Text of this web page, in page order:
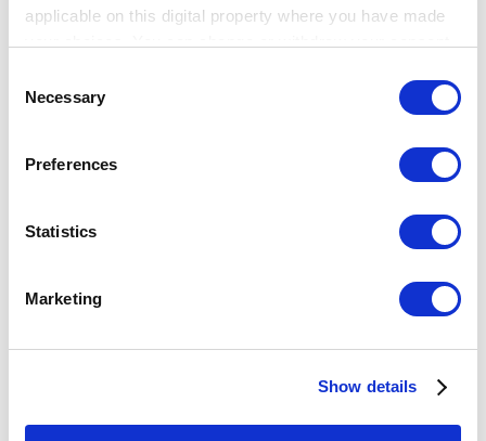
applicable on this digital property where you have made
the Privacy trigger icon.
Collect information about your geographical
meters
Identify your device by actively scanning it for
Find out more about how your personal data is processed
We use cookies to personalize content and ads, to
Selection
Necessary
Preferences
Statistics
Marketing
Show details
시작하기
부족한 재고 알림
부족한 재고에 대한 경고